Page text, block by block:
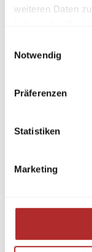
weiteren Daten
Notwendig
Präferenzen
Statistiken
Marketing